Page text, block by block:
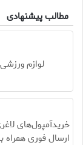
مطالب پیشنهادی
لوازم
خریدآمپول‌های
ارسال فوری همراه